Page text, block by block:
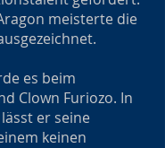
meisterte die
es beim
Clown Furiozo. In
er seine
keinen